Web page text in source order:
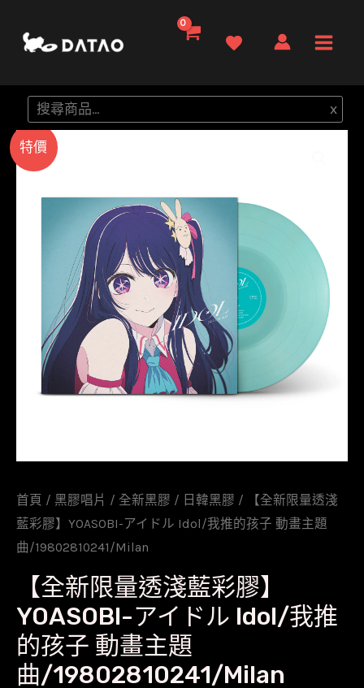
要
容
Menu
搜
尋
x
特價
首頁 / 黑膠唱片 / 全新黑膠 / 日韓黑膠 / 【全新限量透淺
藍彩膠】YOASOBI-アイドル Idol/我推的孩子 動畫主題
曲/19802810241/Milan
【全新限量透淺藍彩膠】
YOASOBI-アイドル Idol/我推
的孩子 動畫主題
曲/19802810241/Milan